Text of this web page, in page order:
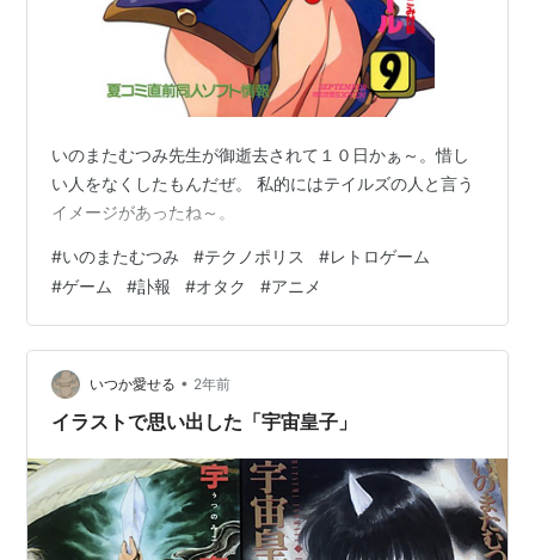
・・・など。
リスト::アニメーションスタッフ
いのまたむつみ先生が御逝去されて１０日かぁ～。惜し
い人をなくしたもんだぜ。 私的にはテイルズの人と言う
イメージがあったね～。
#いのまたむつみ #テクノポリス #レトロゲーム
#ゲーム #訃報 #オタク #アニメ
いつか愛せる • 2年前
イラストで思い出した「宇宙皇子」